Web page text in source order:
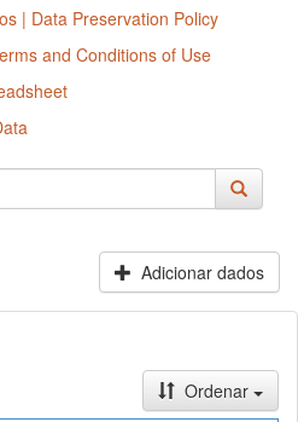
| Data Preservation Policy
and Conditions of Use
Adicionar dados
Ordenar